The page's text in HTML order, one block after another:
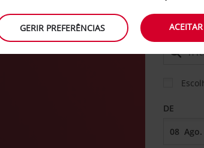
DE
GERIR PREFERÊNCIAS